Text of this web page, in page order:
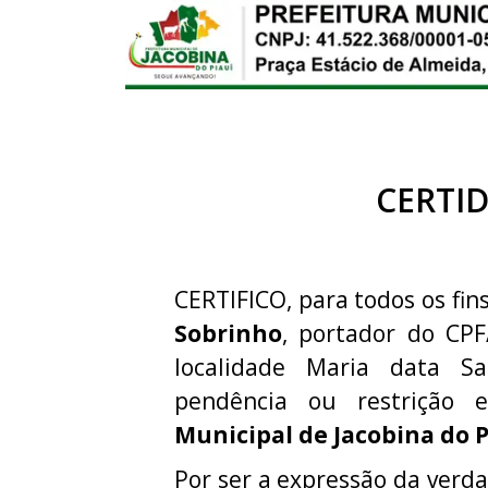
CERTIFICO, para todos os
Sobrinho, portador do
localidade Maria data
pendência ou
Municipal de Jacobina do
Por ser a expressão da